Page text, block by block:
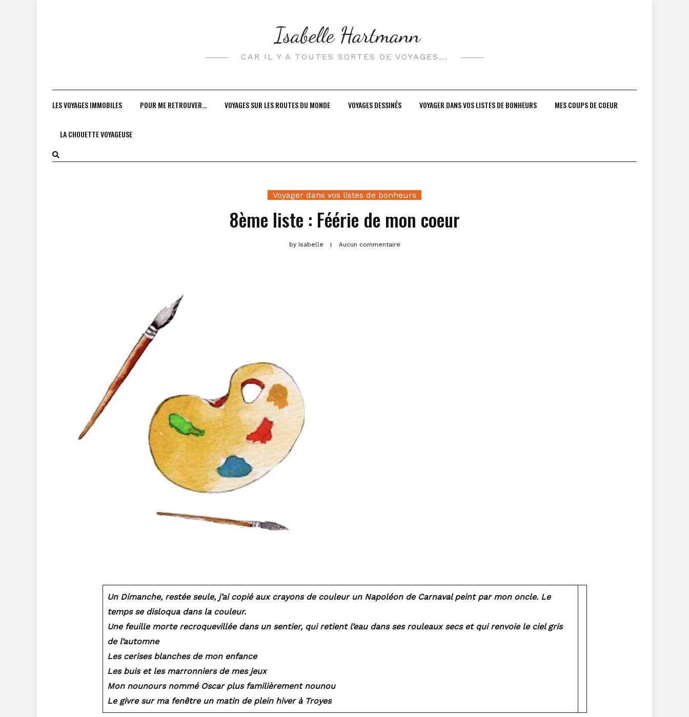
CAR IL Y A TOUTES SORTES DE VOYAGES...
LES VOYAGES IMMOBILES POUR ME RETROUVER… VOYAGES SUR LES ROUTES DU MONDE VOYAGES DESSINÉS VOYAGER DANS VOS LISTES DE BONHEURS MES COUPS DE COEUR
LA CHOUETTE VOYAGEUSE
Voyager dans vos listes de bonheurs
8ème liste : Féérie de mon coeur
byIsabelle Aucun commentaire
Un Dimanche, restée seule, j’ai copié aux crayons de couleur un Napoléon de Carnaval peint par mon oncle. Le
temps se disloqua dans la couleur.
Une feuille morte recroquevillée dans un sentier, qui retient l’eau dans ses rouleaux secs et qui renvoie le ciel gris
de l’automne
Les cerises blanches de mon enfance
Les buis et les marronniers de mes jeux
Mon nounours nommé Oscar plus familièrement nounou
Le givre sur ma fenêtre un matin de plein hiver à Troyes